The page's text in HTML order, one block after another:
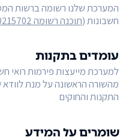
המערכת שלנו רשומה ברשות
חשבונות (תוכנה רשומה 00215702 על פי חוק
עומדים בתקנות
למערכת מייעצות פירמות רואי
מהשורה הראשונה על מנת
התקנות והחוקים
שומרים על המידע